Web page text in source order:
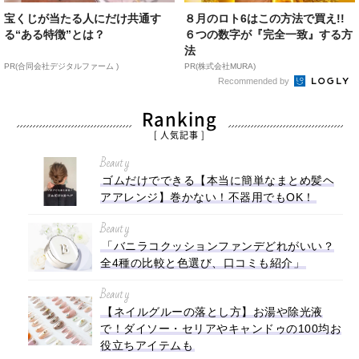
宝くじが当たる人にだけ共通す
る“ある特徴”とは？
PR(合同会社デジタルファーム )
８月のロト6はこの方法で買え!!
６つの数字が『完全一致』する方
法
PR(株式会社MURA)
Recommended by
Ranking
[ 人気記事 ]
Beauty
ゴムだけでできる【本当に簡単なまとめ髪ヘ
アアレンジ】巻かない！不器用でもOK！
Beauty
「バニラコクッションファンデどれがいい？
全4種の比較と色選び、口コミも紹介」
Beauty
【ネイルグルーの落とし方】お湯や除光液
で！ダイソー・セリアやキャンドゥの100均お
役立ちアイテムも